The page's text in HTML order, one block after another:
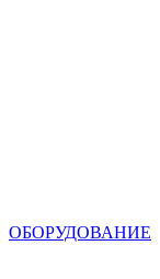
ОБОРУДОВАНИЕ